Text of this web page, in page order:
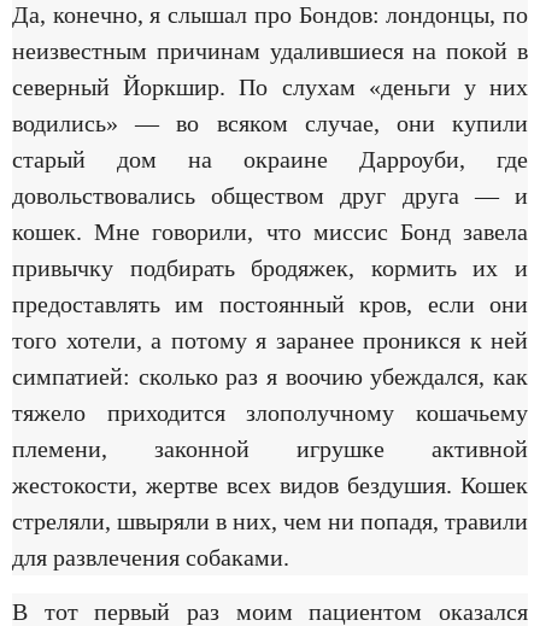
Да, конечно, я слышал про Бондов: лондонцы, по
неизвестным причинам удалившиеся на покой в
северный Йоркшир. По слухам «деньги у них
водились» — во всяком случае, они купили
старый дом на окраине Дарроуби, где
довольствовались обществом друг друга — и
кошек. Мне говорили, что миссис Бонд завела
привычку подбирать бродяжек, кормить их и
предоставлять им постоянный кров, если они
того хотели, а потому я заранее проникся к ней
симпатией: сколько раз я воочию убеждался, как
тяжело приходится злополучному кошачьему
племени, законной игрушке активной
жестокости, жертве всех видов бездушия. Кошек
стреляли, швыряли в них, чем ни попадя, травили
для развлечения собаками.
В тот первый раз моим пациентом оказался